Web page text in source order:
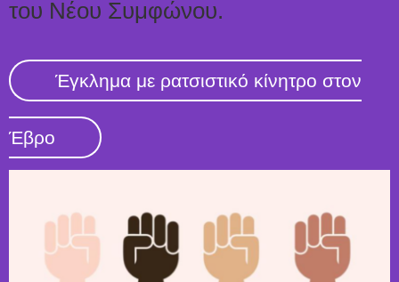
του Νέου Συμφώνου.
Έγκλημα με ρατσιστικό κίνητρο στον
Έβρο